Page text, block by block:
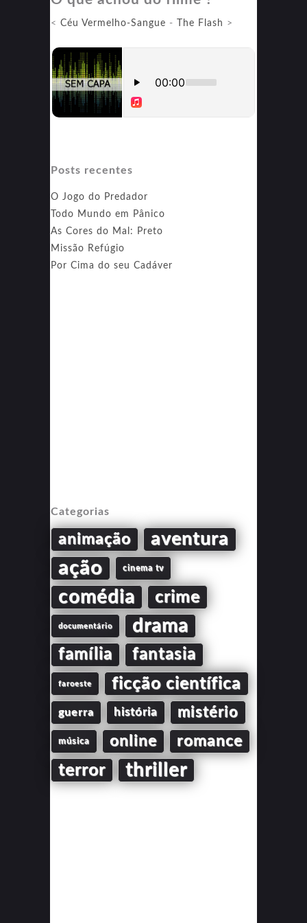
< Céu Vermelho-Sangue - The Flash >
Posts recentes
O Jogo do Predador
Todo Mundo em Pânico
As Cores do Mal: Preto
Missão Refúgio
Por Cima do seu Cadáver
Categorias
animação aventura
ação cinema tv
comédia crime
documentário drama
família fantasia
faroeste ficção científica
guerra história mistério
música online romance
terror thriller